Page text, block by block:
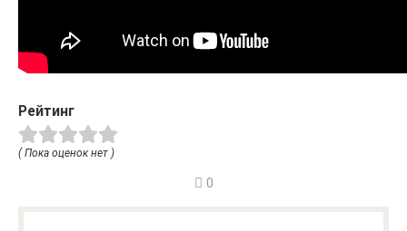
Рейтинг
( Пока оценок нет )
0